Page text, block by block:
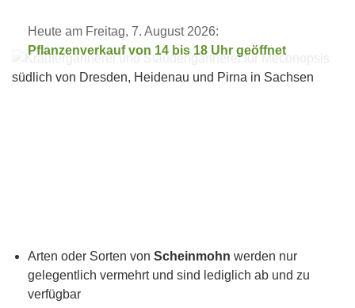
Heute am Freitag, 7. August 2026:
Pflanzenverkauf von 14 bis 18 Uhr geöffnet
Arten oder Sorten von Scheinmohn werden nur
gelegentlich vermehrt und sind lediglich ab und zu
verfügbar